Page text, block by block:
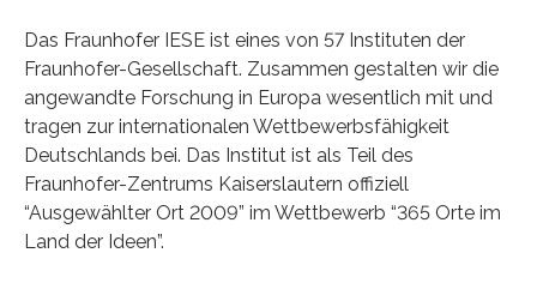
Das Fraunhofer IESE ist eines von 57 Instituten der
Fraunhofer-Gesellschaft. Zusammen gestalten wir die
angewandte Forschung in Europa wesentlich mit und
tragen zur internationalen Wettbewerbsfähigkeit
Deutschlands bei. Das Institut ist als Teil des
Fraunhofer-Zentrums Kaiserslautern offiziell
“Ausgewählter Ort 2009” im Wettbewerb “365 Orte im
Land der Ideen”.